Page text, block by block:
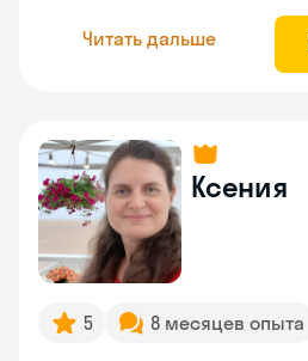
Читать дальше
Ксения
5 8 месяцев опыта